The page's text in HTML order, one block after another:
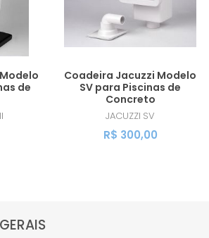
de
Coadeira Jacuzzi Modelo
SV para Piscinas de
Concreto
JACUZZI SV
R$ 300,00